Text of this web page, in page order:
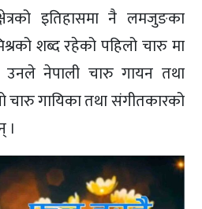
इतिहासमा नै लमजुङका
शब्द रहेको पहिलो चारु मा
नेपाली चारु गायन तथा
गायिका तथा संगीतकारको
।